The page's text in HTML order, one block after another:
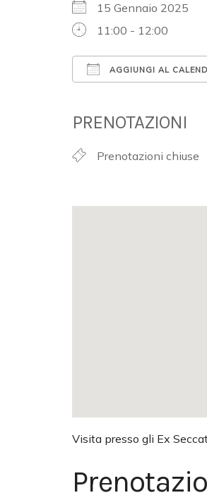
15 Gennaio 2025
11:00 - 12:00
AGGIUNGI AL
PRENOTAZIONI
Prenotazioni chiuse
Visita presso gli Ex